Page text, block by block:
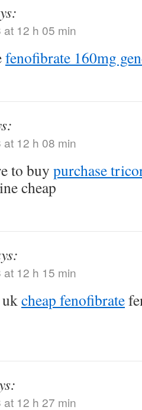
12 h 05 min
fenofibrate 160mg
12 h 08 min
to buy purchase
cheap
12 h 15 min
cheap fenofibrate
12 h 27 min